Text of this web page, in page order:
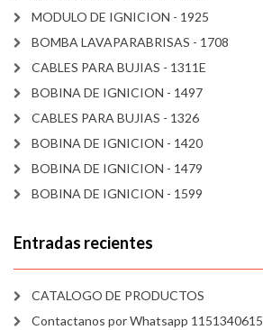
MODULO DE IGNICION - 1925
BOMBA LAVAPARABRISAS - 1708
CABLES PARA BUJIAS - 1311E
BOBINA DE IGNICION - 1497
CABLES PARA BUJIAS - 1326
BOBINA DE IGNICION - 1420
BOBINA DE IGNICION - 1479
BOBINA DE IGNICION - 1599
Entradas recientes
CATALOGO DE PRODUCTOS
Contactanos por Whatsapp 1151340615